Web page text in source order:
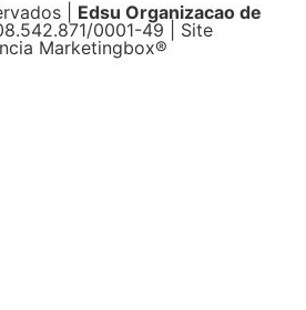
| Edsu Organizacao de
0001-49 | Site
Marketingbox®